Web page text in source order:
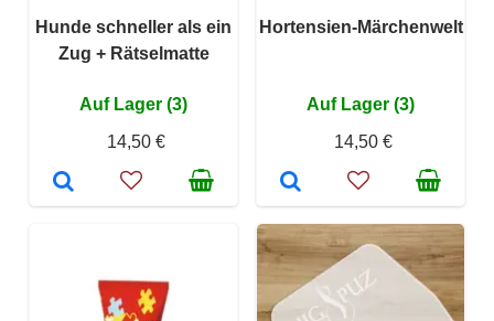
Hunde schneller als ein
Zug + Rätselmatte
Auf Lager (3)
14,50 €
Hortensien-Märchenwelt
Auf Lager (3)
14,50 €